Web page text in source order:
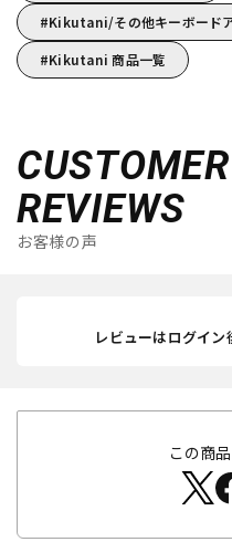
Kikutani/その他キーボード
Kikutani 商品一覧
CUSTOMER
REVIEWS
お客様の声
レビューはログイン
この商